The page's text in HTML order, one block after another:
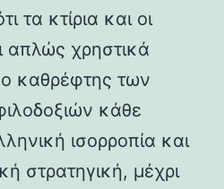
τα κτίρια και οι
απλώς χρηστικά
καθρέφτης των
κάθε
ισορροπία και
στρατηγική, μέχρι